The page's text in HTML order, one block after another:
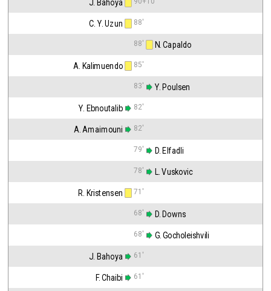
J. Bahoya
C. Y. Uzun 88'
88' N. Capaldo
A. Kalimuendo 85'
83' Y. Poulsen
Y. Ebnoutalib 82'
A. Amaimouni 82'
79' D. Elfadli
78' L. Vuskovic
R. Kristensen 71'
68' D. Downs
68' G. Gocholeishvili
J. Bahoya 61'
F. Chaibi 61'